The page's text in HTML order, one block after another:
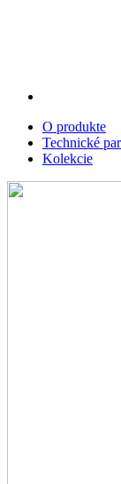
O produkte
Technické
Kolekcie